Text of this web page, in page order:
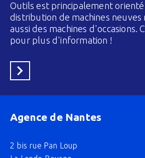
Outils est principalement orienté
distribution de machines neuves
aussi des machines d'occasions.
pour plus d'information !
En savoir plus
Agence de Nantes
2 bis rue Pan Loup